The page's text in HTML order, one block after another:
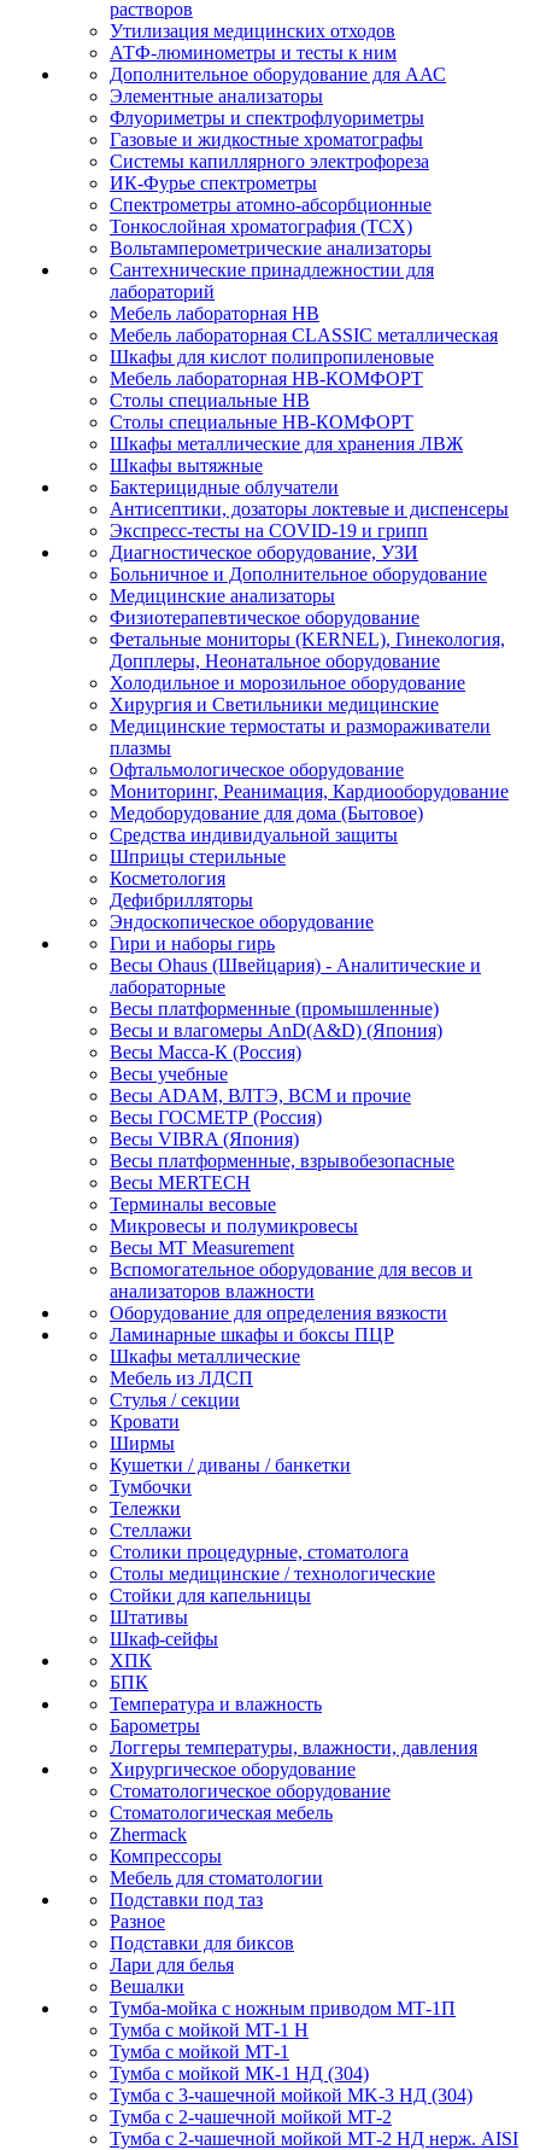
растворов
Утилизация медицинских отходов
АТФ-люминометры и тесты к ним
Дополнительное оборудование для ААС
Элементные анализаторы
Флуориметры и спектрофлуориметры
Газовые и жидкостные хроматографы
Системы капиллярного электрофореза
ИК-Фурье спектрометры
Спектрометры атомно-абсорбционные
Тонкослойная хроматография (ТСХ)
Вольтамперометрические анализаторы
Сантехнические принадлежностии для
лабораторий
Мебель лабораторная НВ
Мебель лабораторная CLASSIC металлическая
Шкафы для кислот полипропиленовые
Мебель лабораторная НВ-КОМФОРТ
Столы специальные НВ
Столы специальные НВ-КОМФОРТ
Шкафы металлические для хранения ЛВЖ
Шкафы вытяжные
Бактерицидные облучатели
Антисептики, дозаторы локтевые и диспенсеры
Экспресс-тесты на COVID-19 и грипп
Диагностическое оборудование, УЗИ
Больничное и Дополнительное оборудование
Медицинские анализаторы
Физиотерапевтическое оборудование
Фетальные мониторы (KERNEL), Гинекология,
Допплеры, Неонатальное оборудование
Холодильное и морозильное оборудование
Хирургия и Светильники медицинские
Медицинские термостаты и размораживатели
плазмы
Офтальмологическое оборудование
Мониторинг, Реанимация, Кардиооборудование
Медоборудование для дома (Бытовое)
Средства индивидуальной защиты
Шприцы стерильные
Косметология
Дефибрилляторы
Эндоскопическое оборудование
Гири и наборы гирь
Весы Ohaus (Швейцария) - Аналитические и
лабораторные
Весы платформенные (промышленные)
Весы и влагомеры AnD(A&D) (Япония)
Весы Масса-К (Россия)
Весы учебные
Весы ADAM, ВЛТЭ, BCM и прочие
Весы ГОСМЕТР (Россия)
Весы VIBRA (Япония)
Весы платформенные, взрывобезопасные
Весы MERTECH
Терминалы весовые
Микровесы и полумикровесы
Весы MT Measurement
Вспомогательное оборудование для весов и
анализаторов влажности
Оборудование для определения вязкости
Ламинарные шкафы и боксы ПЦР
Шкафы металлические
Мебель из ЛДСП
Стулья / секции
Кровати
Ширмы
Кушетки / диваны / банкетки
Тумбочки
Тележки
Стеллажи
Столики процедурные, стоматолога
Столы медицинские / технологические
Стойки для капельницы
Штативы
Шкаф-сейфы
ХПК
БПК
Температура и влажность
Барометры
Логгеры температуры, влажности, давления
Хирургическое оборудование
Стоматологическое оборудование
Стоматологическая мебель
Zhermack
Компрессоры
Мебель для стоматологии
Подставки под таз
Разное
Подставки для биксов
Лари для белья
Вешалки
Тумба-мойка с ножным приводом МТ-1П
Тумба с мойкой МТ-1 Н
Тумба с мойкой МТ-1
Тумба с мойкой МК-1 НД (304)
Тумба с 3-чашечной мойкой МK-3 НД (304)
Тумба с 2-чашечной мойкой МТ-2
Тумба с 2-чашечной мойкой МТ-2 НД нерж. AISI